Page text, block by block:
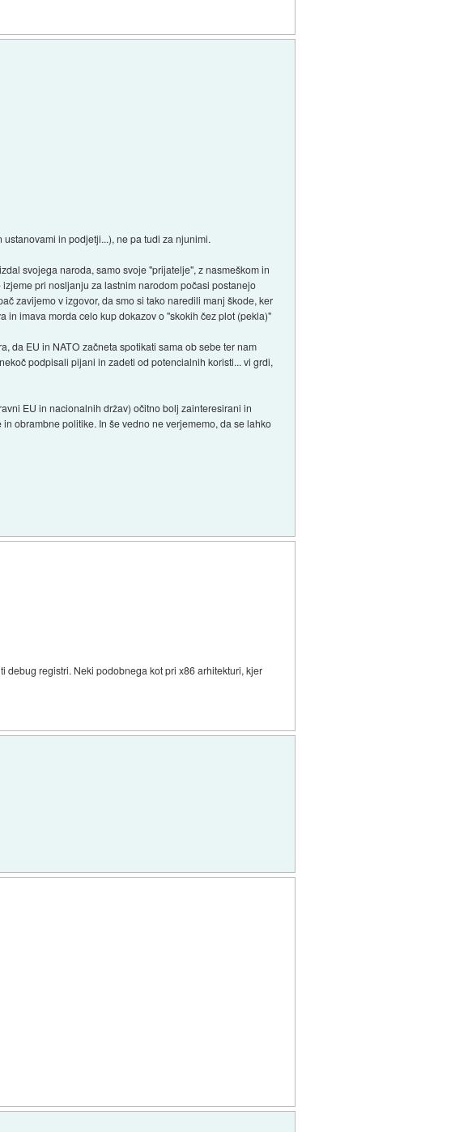
in podjetji...), ne pa tudi za njunimi.
svojega naroda, samo svoje "prijatelje", z nasmeškom in
pri nosljanju za lastnim narodom počasi postanejo
zavijemo v izgovor, da smo si tako naredili manj škode, ker
imava morda celo kup dokazov o "skokih čez plot (pekla)"
da EU in NATO začneta spotikati sama ob sebe ter nam
podpisali pijani in zadeti od potencialnih koristi... vi grdi,
EU in nacionalnih držav) očitno bolj zainteresirani in
obrambne politike. In še vedno ne verjememo, da se lahko
debug registri. Neki podobnega kot pri x86 arhitekturi, kjer